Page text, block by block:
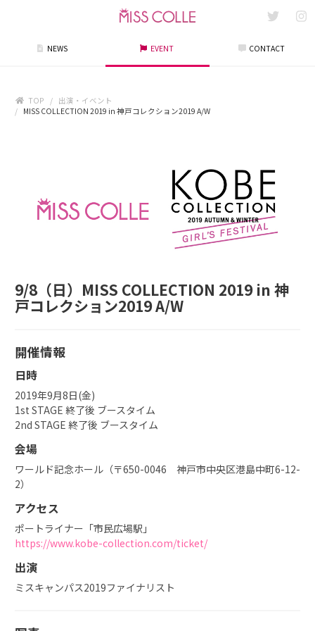
NEWS EVENT CONTACT
TOP
出演・イベント
MISS COLLECTION 2019 in 神戸コレクション2019 A/W
9/8（日）MISS COLLECTION 2019 in 神
戸コレクション2019 A/W
開催情報
日時
2019年9月8日(金)
1st STAGE 終了後 ブースタイム
2nd STAGE 終了後 ブースタイム
会場
ワールド記念ホール（〒650-0046 神戸市中央区港島中町6-12-
2）
アクセス
ポートライナー「市民広場駅」
https://www.kobe-collection.com/ticket/
出演
ミスキャンパス2019ファイナリスト